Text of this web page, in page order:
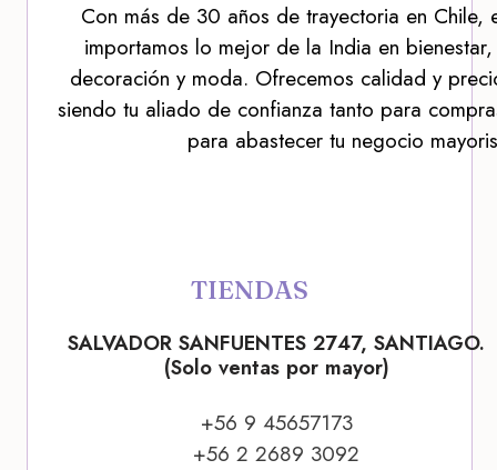
Con más de 30 años de trayectoria en Chile,
importamos lo mejor de la India en
decoración y moda. Ofrecemos calidad y
siendo tu aliado de confianza tanto para
para abastecer tu negocio
TIENDAS
SALVADOR SANFUENTES 2747, SANTIAGO.
(Solo ventas por mayor)
+56 9 45657173
+56 2 2689 3092